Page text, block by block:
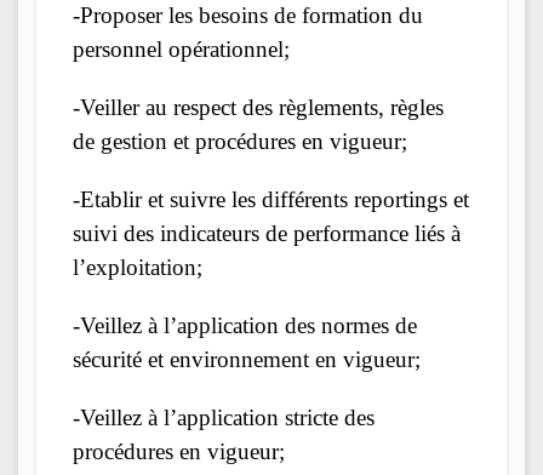
-Proposer les besoins de formation du
personnel opérationnel;
-Veiller au respect des règlements, règles
de gestion et procédures en vigueur;
-Etablir et suivre les différents reportings et
suivi des indicateurs de performance liés à
l’exploitation;
-Veillez à l’application des normes de
sécurité et environnement en vigueur;
-Veillez à l’application stricte des
procédures en vigueur;